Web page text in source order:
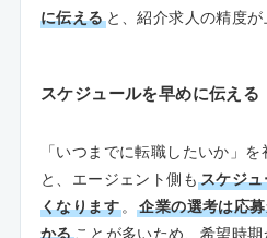
に伝えると、紹介求人の精度が
スケジュールを早めに伝える
「いつまでに転職したいか」
と、エージェント側も スケジ
くなります。企業の選考は応
かることが多いため、希望時